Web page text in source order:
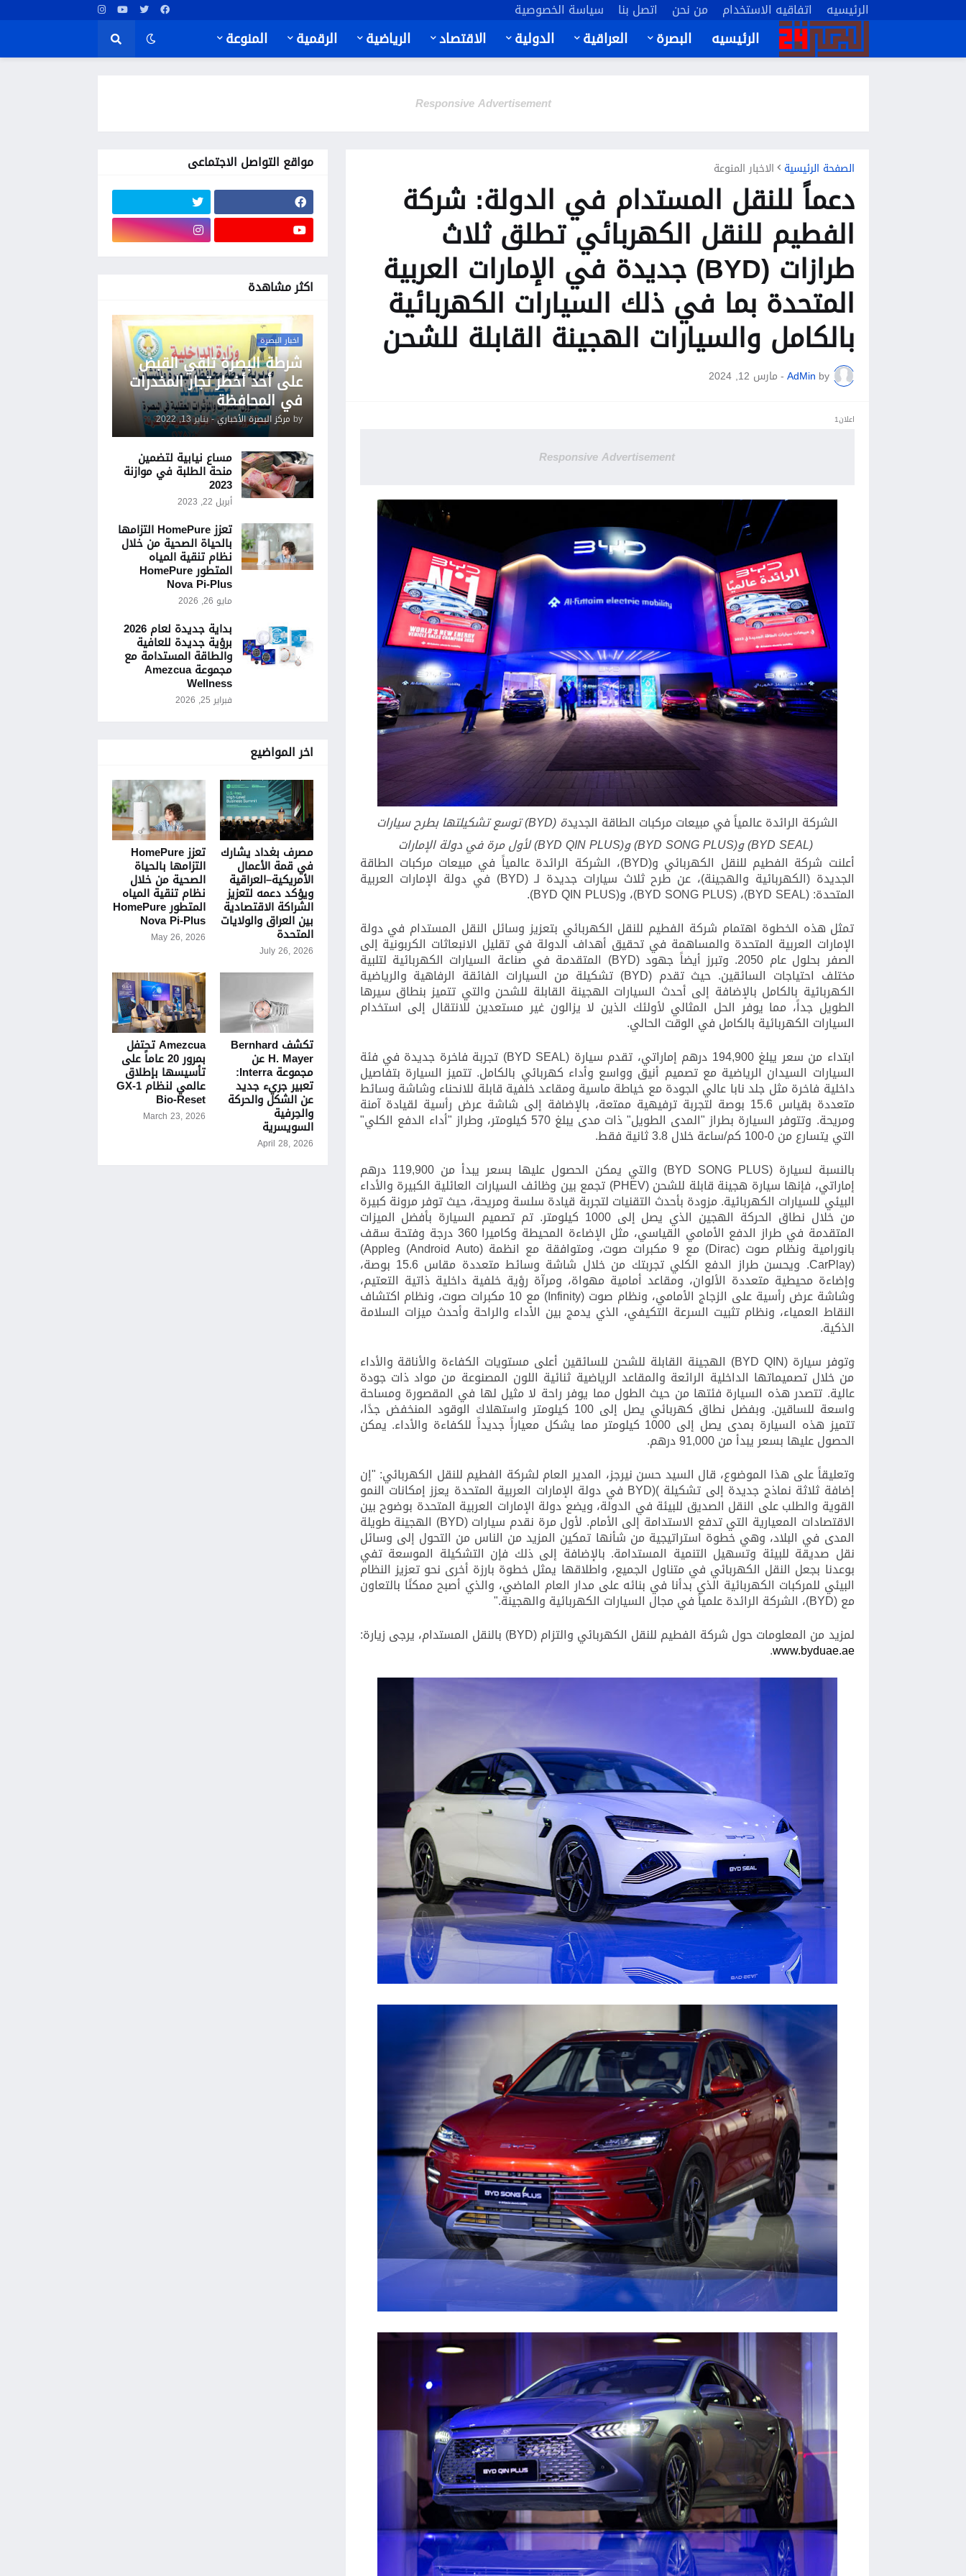
الرئيسيه اتفاقيه الاستخدام من نحن اتصل بنا سياسة الخصوصية
الرئيسيه البصرة العراقية الدولية الاقتصاد الرياضية الرقمية المنوعة
Responsive Advertisement
الصفحة الرئيسية الاخبار المنوعة
دعماً للنقل المستدام في الدولة: شركة
الفطيم للنقل الكهربائي تطلق ثلاث
طرازات (BYD) جديدة في الإمارات العربية
المتحدة بما في ذلك السيارات الكهربائية
بالكامل والسيارات الهجينة القابلة للشحن
by
AdMin
-مارس 12, 2024
اعلان1
Responsive Advertisement
الشركة الرائدة عالمياًفي مبيعات مركبات الطاقة الجديدة(BYD)توسع تشكيلتها بطرح سيارات
(BYD SEAL)و(BYD SONG PLUS)و(BYD QIN PLUS)لأول مرة في دولة الإمارات
أعلنت شركة الفطيم للنقل الكهربائي و(BYD)، الشركة الرائدة عالمياً في مبيعات مركبات الطاقة
الجديدة (الكهربائية والهجينة)، عن طرح ثلاث سيارات جديدة لـ(BYD) في دولة الإمارات العربية
المتحدة:(BYD SEAL)،(BYD SONG PLUS)، و(BYD QIN PLUS)
.
تمثل هذه الخطوة اهتمام شركة الفطيم للنقل الكهربائي بتعزيز وسائل النقل المستدام في دولة
الإمارات العربية المتحدة والمساهمة في تحقيق أهداف الدولة في تقليل الانبعاثات الكربونية إلى
الصفر بحلول عام 2050. وتبرز أيضاً جهود ( BYD) المتقدمة في صناعة السيارات الكهربائية لتلبية
مختلف احتياجات السائقين. حيث تقدم (BYD) تشكيلة من السيارات الفائقة الرفاهية والرياضية
الكهربائية بالكامل بالإضافة إلى أحدث السيارات الهجينة القابلة للشحن والتي تتميز بنطاق سيرها
الطويل جداً، مما يوفر الحل المثالي لأولئك الذين لا يزالون غير مستعدين للانتقال إلى استخدام
السيارات الكهربائية بالكامل في الوقت الحالي.
ابتداء من سعر يبلغ194,900 درهم إماراتي، تقدم سيارة ((BYD SEAL تجربة فاخرة جديدة في فئة
السيارات السيدان الرياضية مع تصميم أنيق وواسع وأداء كهربائي بالكامل. تتميز السيارة بتفاصيل
داخلية فاخرة مثل جلد نابا عالي الجودة مع خياطة ماسية ومقاعد خلفية قابلة للانحناء وشاشة وسائط
متعددة بقياس 15.6 بوصة لتجربة ترفيهية ممتعة، بالإضافة إلى شاشة عرض رأسية لقيادة آمنة
ومريحة. وتتوفر السيارة بطراز"المدى الطويل"ذات مدى يبلغ 570 كيلومتر، وطراز "أداء الدفع الكلي"
التي يتسارع من 0-100 كم/ساعة خلال 3.8 ثانية فقط.
بالنسبة لسيارة ((BYD SONG PLUS والتي يمكن الحصول عليها بسعر يبدأ من119,900 درهم
إماراتي، فإنها سيارة هجينة قابلة للشحن (PHEV) تجمع بين وظائف السيارات العائلية الكبيرة والأداء
البيئي للسيارات الكهربائية. مزودة بأحدث التقنيات لتجربة قيادة سلسة ومريحة، حيث توفر مرونة كبيرة
من خلال نطاق الحركة الهجين الذي يصل إلى 1000 كيلومتر. تم تصميم السيارة بأفضل الميزات
المتقدمة في طراز الدفع الأمامي القياسي، مثل الإضاءة المحيطة وكاميرا 360 درجة وفتحة سقف
بانورامية ونظام صوت(Dirac) مع 9 مكبرات صوت، ومتوافقة مع انظمة (Android Auto) و(Apple
CarPlay) . ويحسن طراز الدفع الكلي تجربتك من خلال شاشة وسائط متعددة مقاس 15.6 بوصة،
وإضاءة محيطية متعددة الألوان، ومقاعد أمامية مهواة، ومرآة رؤية خلفية داخلية ذاتية التعتيم،
وشاشة عرض رأسية على الزجاج الأمامي، ونظام صوت Infinity)
) مع 10 مكبرات صوت، ونظام اكتشاف
النقاط العمياء، ونظام تثبيت السرعة التكيفي، الذي يدمج بين الأداء والراحة وأحدث ميزات السلامة
الذكية.
وتوفر سيارة (BYD QIN) الهجينة القابلة للشحن للسائقين أعلى مستويات الكفاءة والأناقة والأداء
من خلال تصميماتها الداخلية الرائعة والمقاعد الرياضية ثنائية اللون المصنوعة من مواد ذات جودة
عالية. تتصدر هذه السيارة فئتها من حيث الطول مما يوفر راحة لا مثيل لها في المقصورة ومساحة
واسعة للساقين . وبفضل نطاق كهربائي يصل إلى 100 كيلومتر واستهلاك الوقود المنخفض جدًا،
تتميز هذه السيارة بمدى يصل إلى 1000 كيلومتر مما يشكل معياراً جديداً للكفاءة والأداء. يمكن
الحصول عليها بسعر يبدأ من91,000درهم.
وتعليقاً على هذا الموضوع، قال السيدحسن نيرجز، المدير العام لشركة الفطيم للنقل الكهربائي: "إن
إضافة ثلاثة نماذج جديدة إلى تشكيلة(
BYD) في دولة الإمارات العربية المتحدة يعزز إمكانات النمو
القوية والطلب على النقل الصديق للبيئة في الدولة، ويضع دولة الإمارات العربية المتحدة بوضوح بين
الاقتصادات المعيارية التي تدفع الاستدامة إلى الأمام. لأول مرة نقدم سياراتBYD)
) الهجينة طويلة
المدى في البلاد، وهي خطوة استراتيجية من شأنها تمكين المزيد من الناس من التحول إلى وسائل
نقل صديقة للبيئة وتسهيل التنمية المستدامة. بالإضافة إلى ذلك فإن التشكيلة الموسعة تفي
بوعدنا بجعل النقل الكهربائي في متناول الجميع، واطلاقها يمثل خطوة بارزة أخرى نحو تعزيز النظام
البيئي للمركبات الكهربائية الذي بدأنا في بنائه على مدار العام الماضي، والذي أصبح ممكنًا بالتعاون
مع(BYD)، الشركة الرائدة علمياً في مجال السيارات الكهربائية والهجينة."
لمزيد من المعلومات حول شركة الفطيم للنقل الكهربائي والتزامBYD)
) بالنقل المستدام، يرجى زيارة:
www.byduae.ae
.
مواقع التواصل الاجتماعى
اكثر مشاهدة
اخبار البصرة
شرطة البصرة تلقي القبض
على أحد أخطر تجار المخدرات
في المحافظة
by مركز البصرة الأخباري-يناير 13, 2022
مساع نيابية لتضمين
منحة الطلبة في موازنة
2023
أبريل 22, 2023
تعزز HomePure التزامها
بالحياة الصحية من خلال
نظام تنقية المياه
المتطور HomePure
Nova Pi-Plus
مايو 26, 2026
بداية جديدة لعام 2026
برؤية جديدة للعافية
والطاقة المستدامة مع
مجموعة Amezcua
Wellness
فبراير 25, 2026
اخر المواضيع
مصرف بغداد يشارك
في قمة الأعمال
الأمريكية–العراقية
ويؤكد دعمه لتعزيز
الشراكة الاقتصادية
بين العراق والولايات
المتحدة
July 26, 2026
تعزز HomePure
التزامها بالحياة
الصحية من خلال
نظام تنقية المياه
المتطور HomePure
Nova Pi-Plus
May 26, 2026
تكشف Bernhard
H. Mayer عن
مجموعة Interra:
تعبير جريء جديد
عن الشكل والحركة
والحِرفية
السويسرية
April 28, 2026
Amezcua تحتفل
بمرور 20 عاماً على
تأسيسها بإطلاق
عالمي لنظام GX-1
Bio-Reset
March 23, 2026